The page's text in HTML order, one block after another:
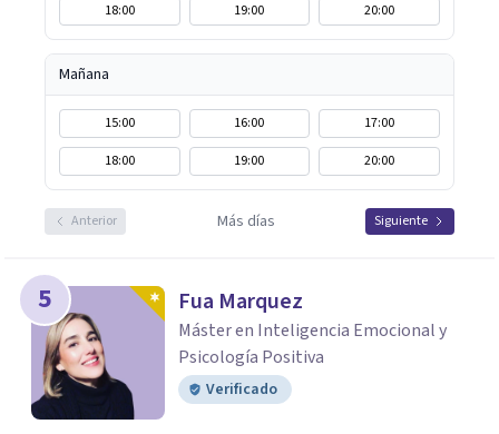
18:00
19:00 20:00
Mañana
15:00 16:00
17:00
18:00
19:00 20:00
Anterior Más días Siguiente
5 Fua Marquez
Máster en Inteligencia Emocional y
Psicología Positiva
Verificado